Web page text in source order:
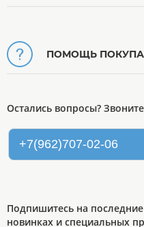
ПОМОЩЬ
Остались вопросы?
+7(962)707-02-06
Подпишитесь на
новинках и специальных